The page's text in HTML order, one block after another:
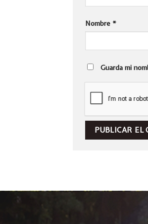
Nombre *
Guarda mi